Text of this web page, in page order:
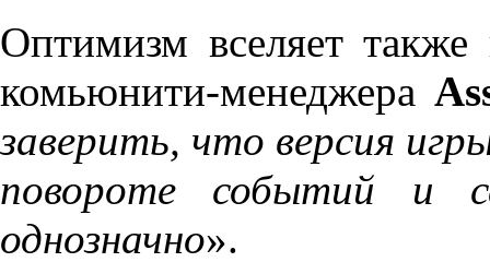
Оптимизм вселяет
комьюнити-менеджера
заверить, что версия
повороте событий и
однозначно».